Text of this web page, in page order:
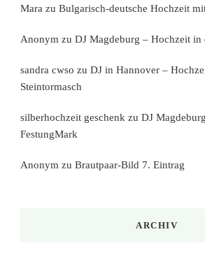
Mara zu Bulgarisch-deutsche Hochzeit
Anonym zu DJ Magdeburg – Hochzeit in
sandra cwso zu DJ in Hannover –
Steintormasch
silberhochzeit geschenk zu DJ
FestungMark
Anonym zu Brautpaar-Bild 7. Eintrag
ARCHIV